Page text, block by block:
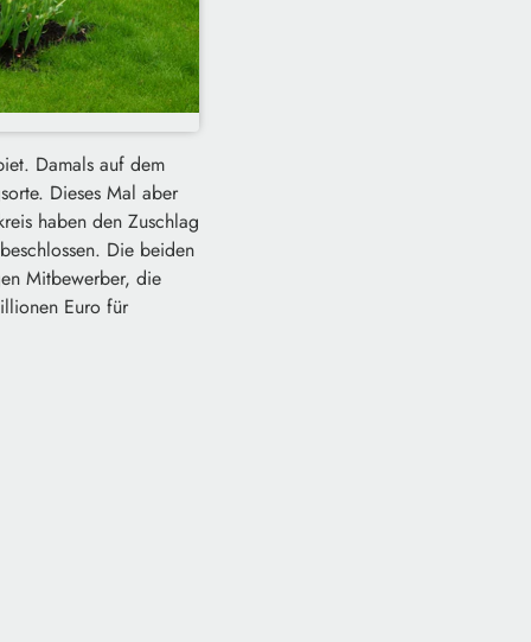
Damals auf dem
Dieses Mal aber
haben den Zuschlag
Die beiden
Mitbewerber, die
Euro für